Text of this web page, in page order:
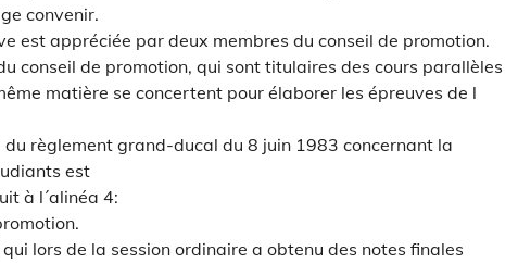
convenir.
est appréciée par deux membres du conseil de promotion.
conseil de promotion, qui sont titulaires des cours parallèles
matière se concertent pour élaborer les épreuves de l
du règlement grand-ducal du 8 juin 1983 concernant la
est
à l´alinéa 4:
lors de la session ordinaire a obtenu des notes finales